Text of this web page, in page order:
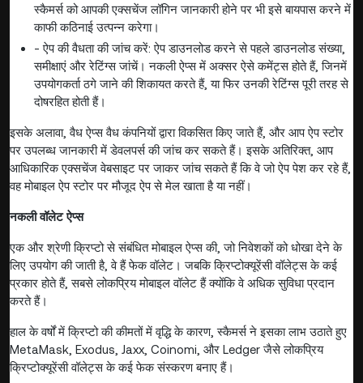
स्कैमर्स को आपकी एक्सचेंज लॉगिन जानकारी होने पर भी इसे बायपास करने में
काफी कठिनाई उत्पन्न करेगा।
- ऐप की वैधता की जांच करें: ऐप डाउनलोड करने से पहले डाउनलोड संख्या,
समीक्षाएं और रेटिंग्स जांचें। नकली ऐप्स में अक्सर ऐसे कमेंट्स होते हैं, जिनमें
उपयोगकर्ता ठगे जाने की शिकायत करते हैं, या फिर उनकी रेटिंग्स पूरी तरह से
दोषरहित होती हैं।
इसके अलावा, वैध ऐप्स वैध कंपनियों द्वारा विकसित किए जाते हैं, और आप ऐप स्टोर
पर उपलब्ध जानकारी में डेवलपर्स की जांच कर सकते हैं। इसके अतिरिक्त, आप
आधिकारिक एक्सचेंज वेबसाइट पर जाकर जांच सकते हैं कि वे जो ऐप पेश कर रहे हैं,
वह मोबाइल ऐप स्टोर पर मौजूद ऐप से मेल खाता है या नहीं।
नकली वॉलेट ऐप्स
एक और श्रेणी क्रिप्टो से संबंधित मोबाइल ऐप्स की, जो निवेशकों को धोखा देने के
लिए उपयोग की जाती है, वे हैं फेक वॉलेट। जबकि क्रिप्टोक्यूरेंसी वॉलेट्स के कई
प्रकार होते हैं, सबसे लोकप्रिय मोबाइल वॉलेट हैं क्योंकि वे अधिक सुविधा प्रदान
करते हैं।
हाल के वर्षों में क्रिप्टो की कीमतों में वृद्धि के कारण, स्कैमर्स ने इसका लाभ उठाते हुए
MetaMask, Exodus, Jaxx, Coinomi, और Ledger जैसे लोकप्रिय
क्रिप्टोक्यूरेंसी वॉलेट्स के कई फेक संस्करण बनाए हैं।